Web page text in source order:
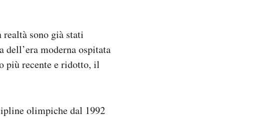
sono già stati
dell’era moderna ospitata
più recente e ridotto, il
olimpiche dal 1992